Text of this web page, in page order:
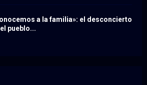
a la familia»: el desconcierto
pueblo...